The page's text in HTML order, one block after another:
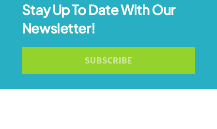
Stay Up To Date With Our
Newsletter!
SUBSCRIBE